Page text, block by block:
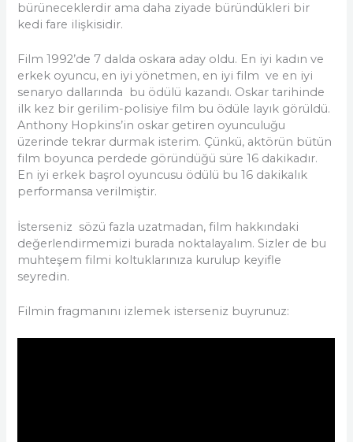
bürüneceklerdir ama daha ziyade büründükleri bir
kedi fare ilişkisidir.
Film 1992’de 7 dalda oskara aday oldu. En iyi kadın ve
erkek oyuncu, en iyi yönetmen, en iyi film ve en iyi
senaryo dallarında bu ödülü kazandı. Oskar tarihinde
ilk kez bir gerilim-polisiye film bu ödüle layık görüldü.
Anthony Hopkins’in oskar getiren oyunculuğu
üzerinde tekrar durmak isterim. Çünkü, aktörün bütün
film boyunca perdede göründüğü süre 16 dakikadır.
En iyi erkek başrol oyuncusu ödülü bu 16 dakikalık
performansa verilmiştir.
İsterseniz sözü fazla uzatmadan, film hakkındaki
değerlendirmemizi burada noktalayalım. Sizler de bu
muhteşem filmi koltuklarınıza kurulup keyifle
seyredin.
Filmin fragmanını izlemek isterseniz buyrunuz: